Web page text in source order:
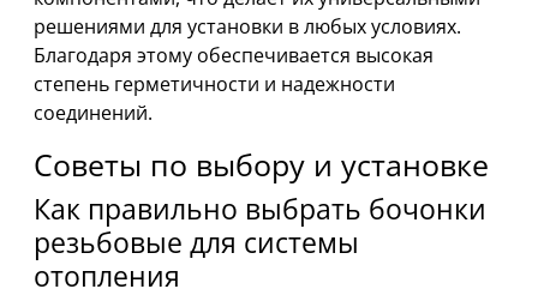
решениями для установки в любых условиях.
Благодаря этому обеспечивается высокая
степень герметичности и надежности
соединений.
Советы по выбору и установке
Как правильно выбрать бочонки
резьбовые для системы
отопления